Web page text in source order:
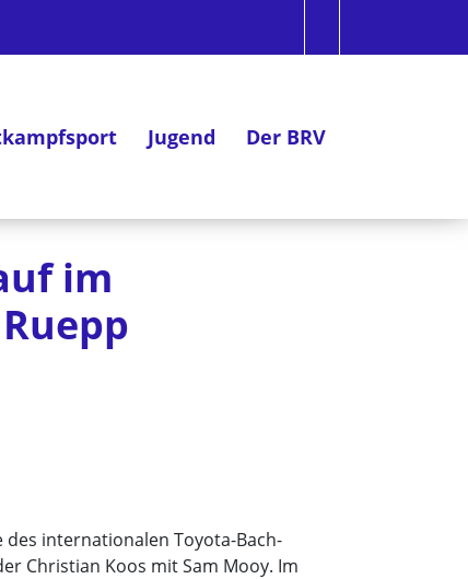
Jugend Der BRV
im
des internationalen Toyota-Bach-
Christian Koos mit Sam Mooy. Im